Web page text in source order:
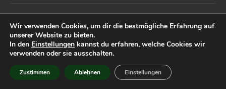
Datenschutz & Impressum
@2019 - Peter Eberhardt. All Right Reserved.
BACK TO TOP
Wir verwenden Cookies, um dir die bestmögliche Erfahrung auf
unserer Website zu bieten.
In den Einstellungen kannst du erfahren, welche Cookies wir
verwenden oder sie ausschalten.
Zustimmen Ablehnen Einstellungen